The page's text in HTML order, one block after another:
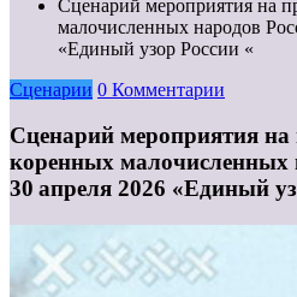
Сценарий мероприятия на
малочисленных народов
«Единый узор России «
Сценарии 0 Комментарии
Сценарий мероприятия на
коренных малочисленных
30 апреля 2026 «Единый